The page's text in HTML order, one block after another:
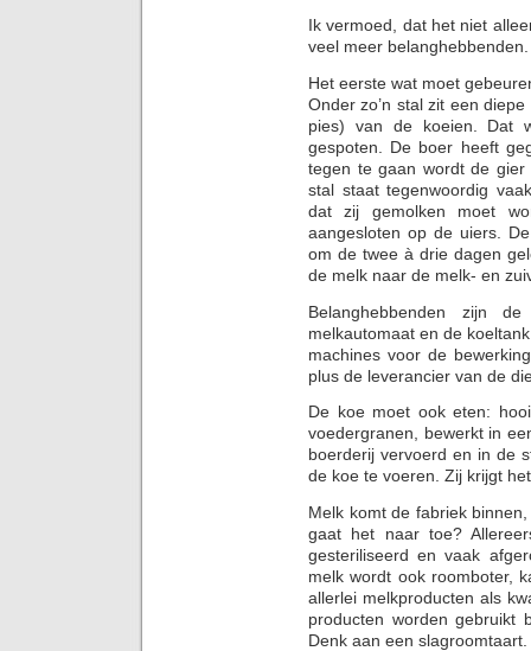
Ik vermoed, dat het niet
veel meer
Het eerste wat moet
Onder zo’n stal zit een
pies) van de koeien. Dat
gespoten. De boer heeft
tegen te gaan wordt de
stal staat tegenwoordig
dat zij gemolken moet
aangesloten op de uiers.
om de twee à drie dagen
de melk naar de melk- en
Belanghebbenden zijn
melkautomaat en de
machines voor de
plus de leverancier van de
De koe moet ook eten:
voedergranen, bewerkt in
boerderij vervoerd en in de
de koe te voeren. Zij krijgt
Melk komt de fabriek
gaat het naar toe?
gesteriliseerd en vaak
melk wordt ook roomboter,
allerlei melkproducten als
producten worden gebruikt
Denk aan een slagroomtaart.